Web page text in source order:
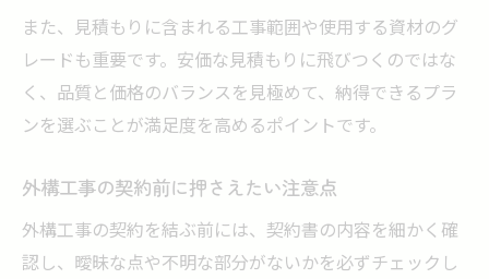
また、見積もりに含まれる工事範囲や使用する資材のグ
レードも重要です。安価な見積もりに飛びつくのではな
く、品質と価格のバランスを見極めて、納得できるプラ
ンを選ぶことが満足度を高めるポイントです。
外構工事の契約前に押さえたい注意点
外構工事の契約を結ぶ前には、契約書の内容を細かく確
認し、曖昧な点や不明な部分がないかを必ずチェックし